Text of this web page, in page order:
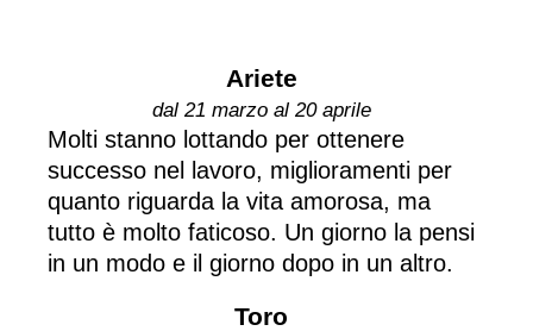
Ariete
dal 21 marzo al 20 aprile
Molti stanno lottando per ottenere
successo nel lavoro, miglioramenti per
quanto riguarda la vita amorosa, ma
tutto è molto faticoso. Un giorno la pensi
in un modo e il giorno dopo in un altro.
Toro